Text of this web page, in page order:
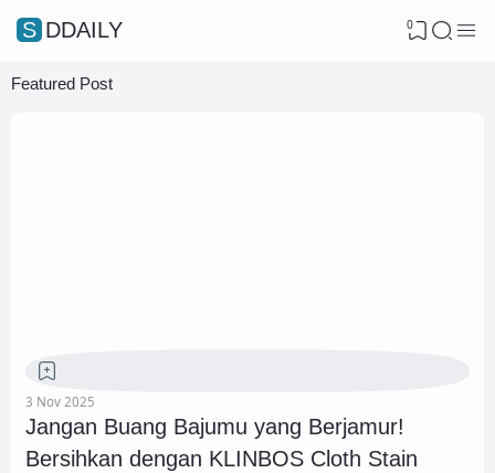
SDDAILY 0
Featured Post
3 Nov 2025
Jangan Buang Bajumu yang Berjamur!
Bersihkan dengan KLINBOS Cloth Stain